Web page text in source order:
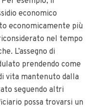
economico
economicamente più
nel tempo
L’assegno di
prendendo come
vita mantenuto dalla
seguendo altri
possa trovarsi un